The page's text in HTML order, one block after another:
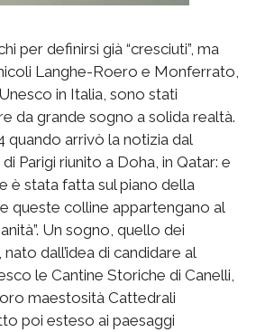
per definirsi già “cresciuti”, ma
Langhe-Roero e Monferrato,
in Italia, sono stati
da grande sogno a solida realtà.
quando arrivò la notizia dal
Parigi riunito a Doha, in Qatar: e
è stata fatta sul piano della
queste colline appartengano al
Un sogno, quello dei
dall’idea di candidare al
le Cantine Storiche di Canelli,
maestosità Cattedrali
poi esteso ai paesaggi